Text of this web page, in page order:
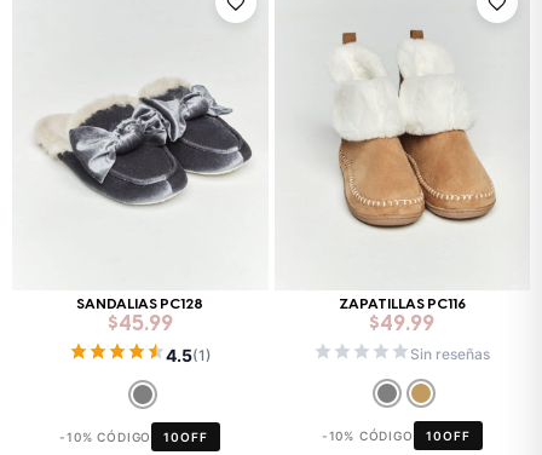
SANDALIAS PC128
$45.99
4.5(1)
-10% CÓDIGO 10OFF
ZAPATILLAS PC116
$49.99
Sin reseñas
-10% CÓDIGO 10OFF